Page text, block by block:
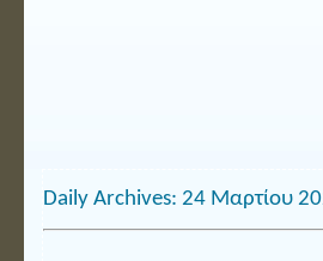
Daily Archives: 24 Μαρτίου